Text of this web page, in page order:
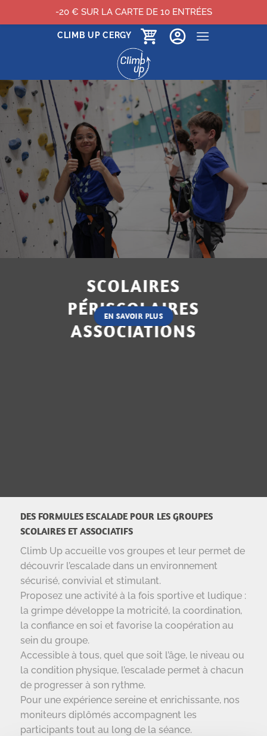
CLIMB UP CERGY
SCOLAIRES
PÉRISCOLAIRES
ASSOCIATIONS
EN SAVOIR PLUS
DES FORMULES ESCALADE POUR LES GROUPES
SCOLAIRES ET ASSOCIATIFS
Climb Up accueille vos groupes et leur permet de
découvrir l’escalade dans un environnement
sécurisé, convivial et stimulant.
Proposez une activité à la fois sportive et ludique :
la grimpe développe la motricité, la coordination,
la confiance en soi et favorise la coopération au
sein du groupe.
Accessible à tous, quel que soit l’âge, le niveau ou
la condition physique, l’escalade permet à chacun
de progresser à son rythme.
Pour une expérience sereine et enrichissante, nos
moniteurs diplômés accompagnent les
participants tout au long de la séance.
-20 € SUR LA CARTE DE 10 ENTRÉES